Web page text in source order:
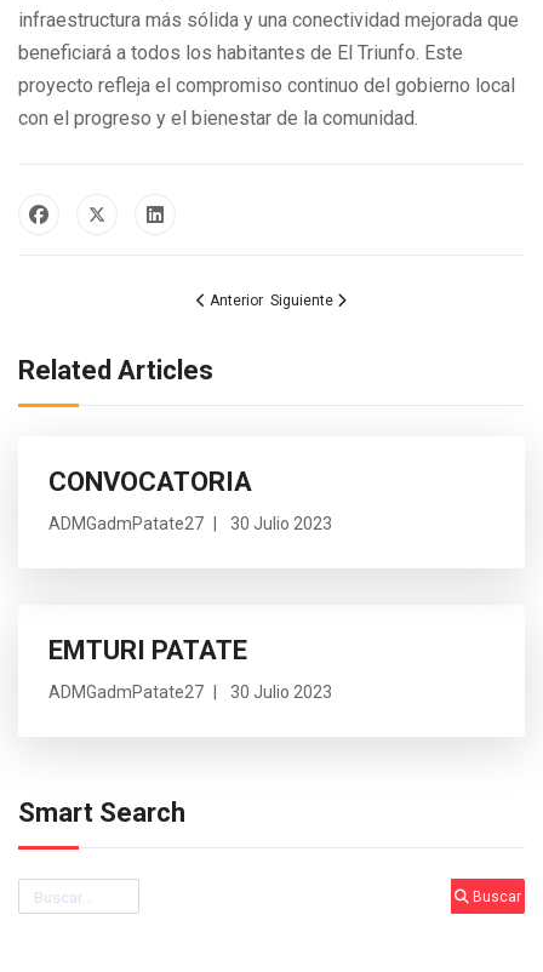
infraestructura más sólida y una conectividad mejorada que
beneficiará a todos los habitantes de El Triunfo. Este
proyecto refleja el compromiso continuo del gobierno local
con el progreso y el bienestar de la comunidad.
Artículo anterior: PREPARATIVOS FINALES PARA LA
Anterior Artículo siguiente: TRABAJOS DE
Siguiente
Related Articles
CONVOCATORIA
ADMGadmPatate27 30 Julio 2023
EMTURI PATATE
ADMGadmPatate27 30 Julio 2023
Smart Search
Buscar Buscar